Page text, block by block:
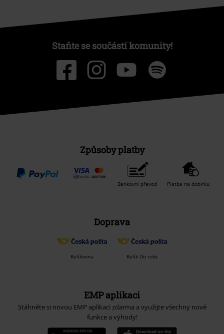
Staňte se součástí komunity!
Způsoby platby
Bankovní převod Platba na dobírku
Doprava
Balíkovna Balík Do ruky
EMP aplikaci
Stáhněte si novou EMP aplikaci zdarma a využijte všechny nové
funkce a výhody!